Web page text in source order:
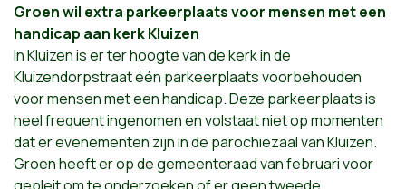
Groen wil extra parkeerplaats voor mensen met een
handicap aan kerk Kluizen
In Kluizen is er ter hoogte van de kerk in de
Kluizendorpstraat één parkeerplaats voorbehouden
voor mensen met een handicap. Deze parkeerplaats is
heel frequent ingenomen en volstaat niet op momenten
dat er evenementen zijn in de parochiezaal van Kluizen.
Groen heeft er op de gemeenteraad van februari voor